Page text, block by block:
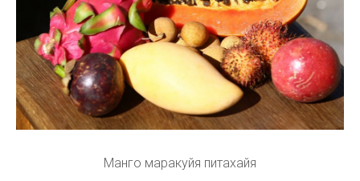
Манго маракуйя питахайя